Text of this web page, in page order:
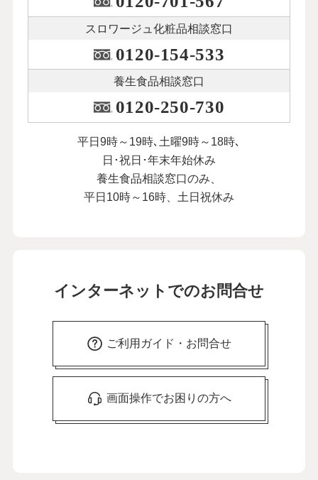
スロワージュ化粧品相談窓口
0120-154-533
養生食品相談窓口
0120-250-730
平日9時～19時､土曜9時～18時､
日･祝日･年末年始休み
養生食品相談窓口のみ、
平日10時～16時、土日祝休み
インターネットでのお問合せ
ご利用ガイド・お問合せ
画面操作でお困りの方へ